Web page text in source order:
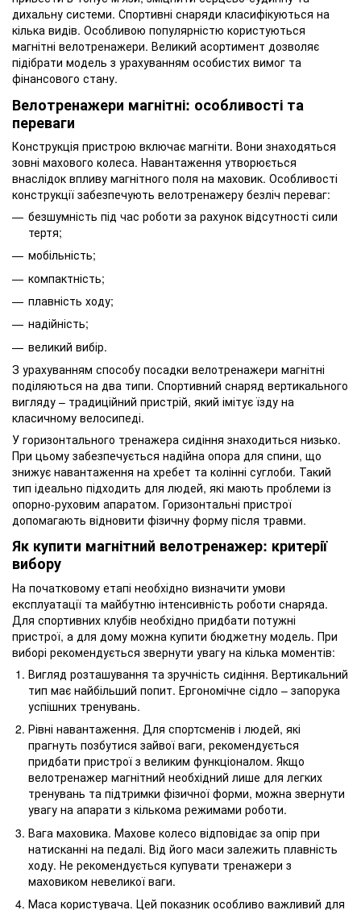
дихальну системи. Спортивні снаряди класифікуються на
кілька видів. Особливою популярністю користуються
магнітні велотренажери. Великий асортимент дозволяє
підібрати модель з урахуванням особистих вимог та
фінансового стану.
Велотренажери магнітні: особливості та
переваги
Конструкція пристрою включає магніти. Вони знаходяться
зовні махового колеса. Навантаження утворюється
внаслідок впливу магнітного поля на маховик. Особливості
конструкції забезпечують велотренажеру безліч переваг:
безшумність під час роботи за рахунок відсутності сили
тертя;
мобільність;
компактність;
плавність ходу;
надійність;
великий вибір.
З урахуванням способу посадки велотренажери магнітні
поділяються на два типи. Спортивний снаряд вертикального
вигляду – традиційний пристрій, який імітує їзду на
класичному велосипеді.
У горизонтального тренажера сидіння знаходиться низько.
При цьому забезпечується надійна опора для спини, що
знижує навантаження на хребет та колінні суглоби. Такий
тип ідеально підходить для людей, які мають проблеми із
опорно-руховим апаратом. Горизонтальні пристрої
допомагають відновити фізичну форму після травми.
Як купити магнітний велотренажер: критерії
вибору
На початковому етапі необхідно визначити умови
експлуатації та майбутню інтенсивність роботи снаряда.
Для спортивних клубів необхідно придбати потужні
пристрої, а для дому можна купити бюджетну модель. При
виборі рекомендується звернути увагу на кілька моментів:
Вигляд розташування та зручність сидіння. Вертикальний
тип має найбільший попит. Ергономічне сідло – запорука
успішних тренувань.
Рівні навантаження. Для спортсменів і людей, які
прагнуть позбутися зайвої ваги, рекомендується
придбати пристрої з великим функціоналом. Якщо
велотренажер магнітний необхідний лише для легких
тренувань та підтримки фізичної форми, можна звернути
увагу на апарати з кількома режимами роботи.
Вага маховика. Махове колесо відповідає за опір при
натисканні на педалі. Від його маси залежить плавність
ходу. Не рекомендується купувати тренажери з
маховиком невеликої ваги.
Маса користувача. Цей показник особливо важливий для